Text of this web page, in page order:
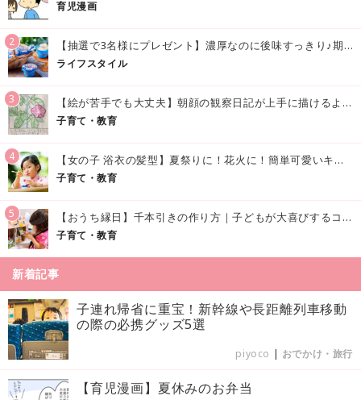
育児漫画
2 【抽選で3名様にプレゼント】濃厚なのに後味すっきり♪期間限定の「メイトーのなめらかプリン カルピス®入りソース」で夏を味わおう！
ライフスタイル
3 【絵が苦手でも大丈夫】朝顔の観察日記が上手に描けるようになる方法｜イラスト付き
子育て・教育
4 【女の子 浴衣の髪型】夏祭りに！花火に！簡単可愛いキッズの浴衣ヘアアレンジまとめ
子育て・教育
5 【おうち縁日】千本引きの作り方｜子どもが大喜びするコツやアイデア♪
子育て・教育
新着記事
子連れ帰省に重宝！新幹線や長距離列車移動
の際の必携グッズ5選
piyoco | おでかけ・旅行
【育児漫画】夏休みのお弁当